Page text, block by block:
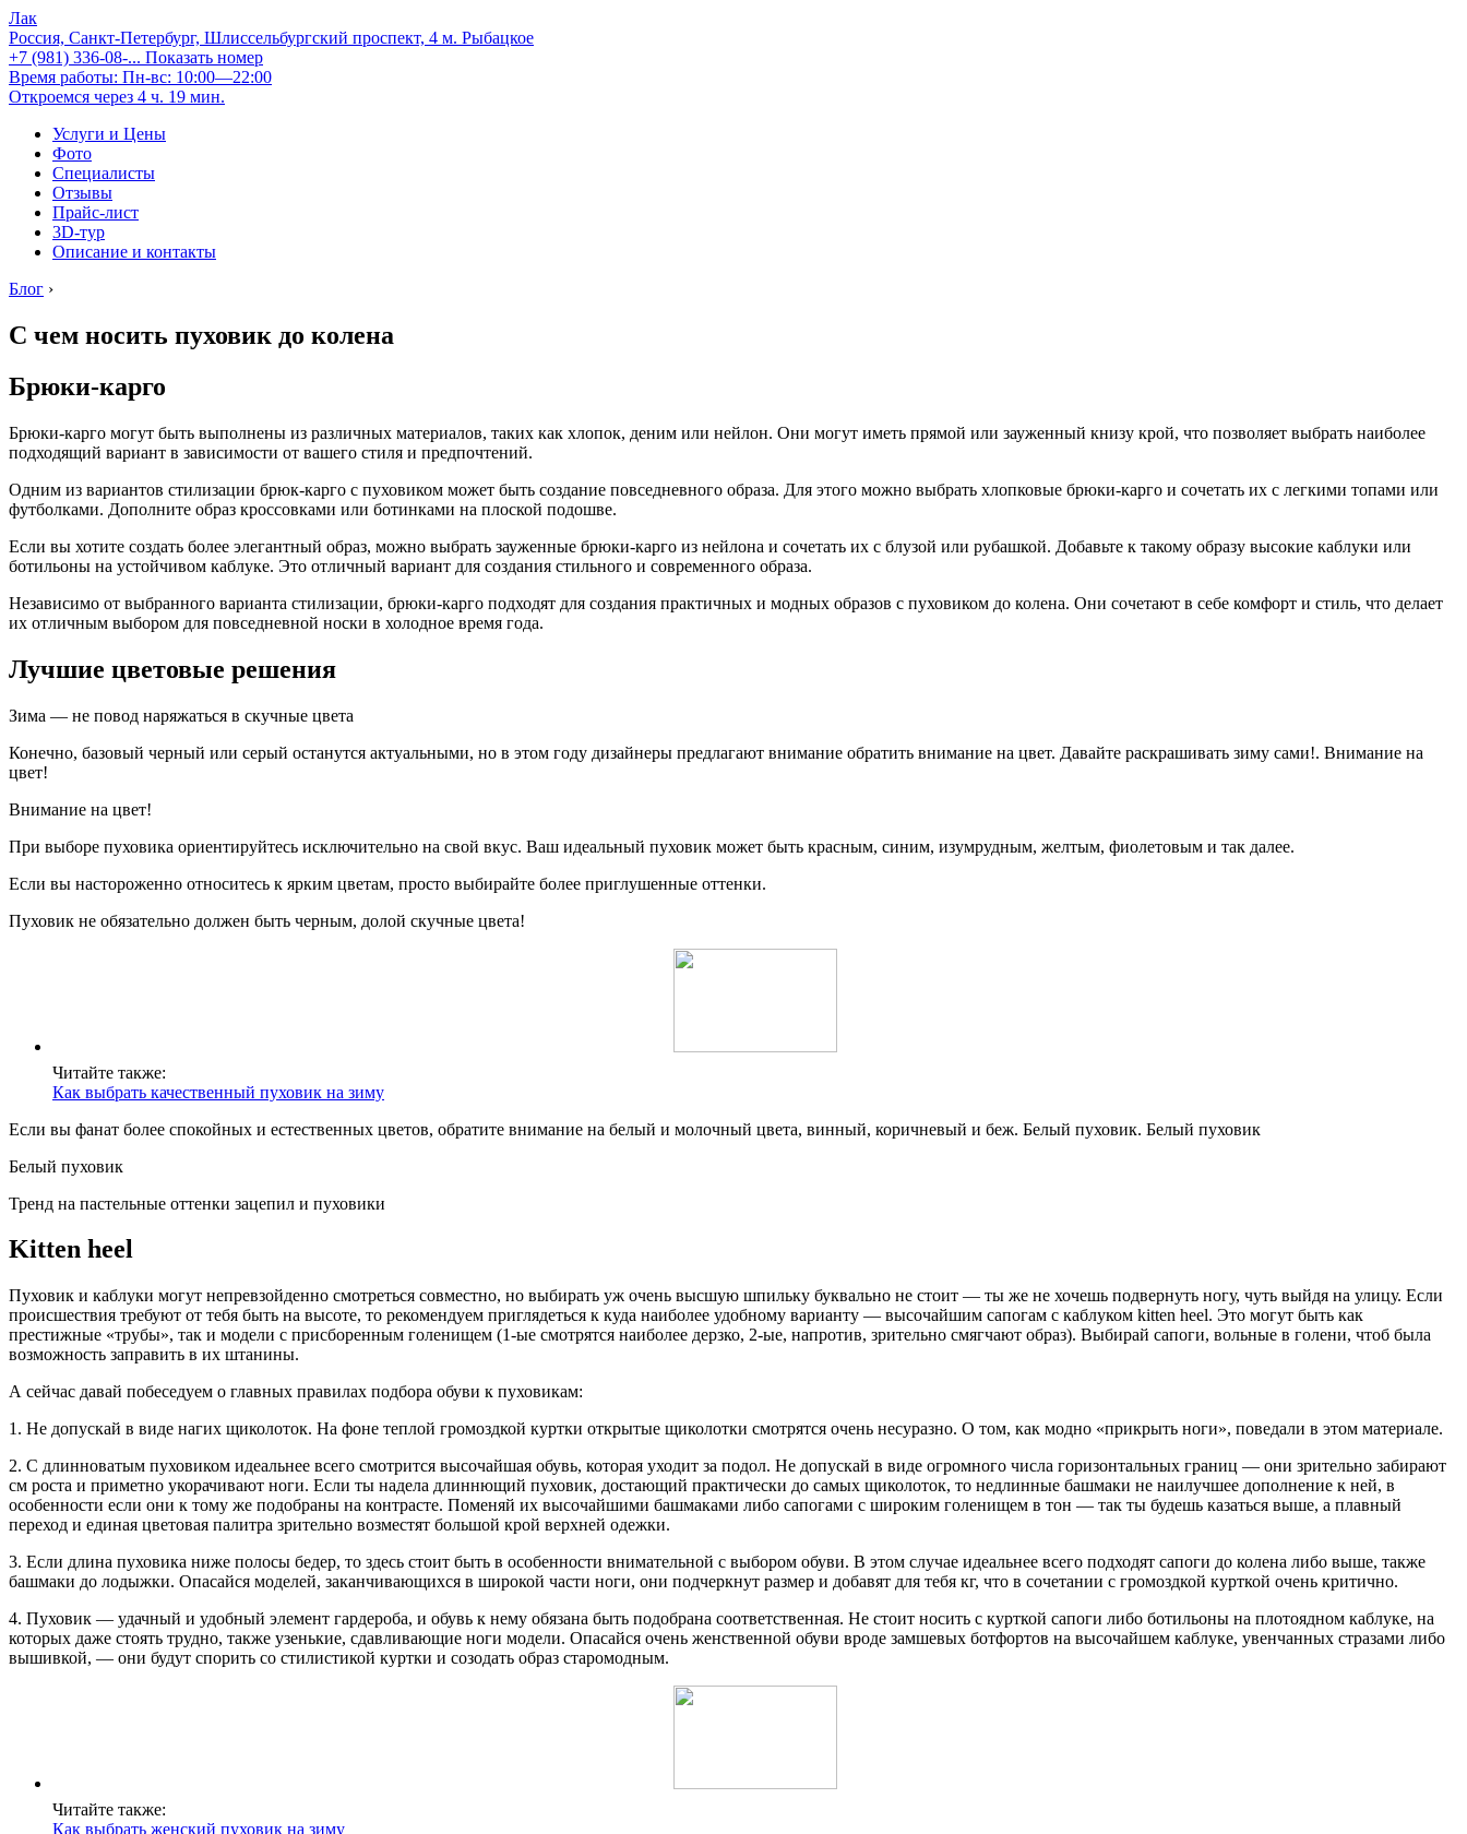
Лак
Россия, Санкт-Петербург, Шлиссельбургский проспект, 4 м. Рыбацкое
+7 (981) 336-08-... Показать номер
Время работы: Пн-вс: 10:00—22:00
Откроемся через 4 ч. 19 мин.
Услуги и Цены
Фото
Специалисты
Отзывы
Прайс-лист
3D-тур
Описание и контакты
Блог ›
С чем носить пуховик до колена
Брюки-карго
Брюки-карго могут быть выполнены из различных материалов, таких как хлопок, деним или нейлон. Они могут иметь прямой или зауженный книзу крой, что позволяет выбрать наиболее
подходящий вариант в зависимости от вашего стиля и предпочтений.
Одним из вариантов стилизации брюк-карго с пуховиком может быть создание повседневного образа. Для этого можно выбрать хлопковые брюки-карго и сочетать их с легкими топами или
футболками. Дополните образ кроссовками или ботинками на плоской подошве.
Если вы хотите создать более элегантный образ, можно выбрать зауженные брюки-карго из нейлона и сочетать их с блузой или рубашкой. Добавьте к такому образу высокие каблуки или
ботильоны на устойчивом каблуке. Это отличный вариант для создания стильного и современного образа.
Независимо от выбранного варианта стилизации, брюки-карго подходят для создания практичных и модных образов с пуховиком до колена. Они сочетают в себе комфорт и стиль, что делает
их отличным выбором для повседневной носки в холодное время года.
Лучшие цветовые решения
Зима — не повод наряжаться в скучные цвета
Конечно, базовый черный или серый останутся актуальными, но в этом году дизайнеры предлагают внимание обратить внимание на цвет. Давайте раскрашивать зиму сами!. Внимание на
цвет!
Внимание на цвет!
При выборе пуховика ориентируйтесь исключительно на свой вкус. Ваш идеальный пуховик может быть красным, синим, изумрудным, желтым, фиолетовым и так далее.
Если вы настороженно относитесь к ярким цветам, просто выбирайте более приглушенные оттенки.
Пуховик не обязательно должен быть черным, долой скучные цвета!
Читайте также:
Как выбрать качественный пуховик на зиму
Если вы фанат более спокойных и естественных цветов, обратите внимание на белый и молочный цвета, винный, коричневый и беж. Белый пуховик. Белый пуховик
Белый пуховик
Тренд на пастельные оттенки зацепил и пуховики
Kitten heel
Пуховик и каблуки могут непревзойденно смотреться совместно, но выбирать уж очень высшую шпильку буквально не стоит — ты же не хочешь подвернуть ногу, чуть выйдя на улицу. Если
происшествия требуют от тебя быть на высоте, то рекомендуем приглядеться к куда наиболее удобному варианту — высочайшим сапогам с каблуком kitten heel. Это могут быть как
престижные «трубы», так и модели с присборенным голенищем (1-ые смотрятся наиболее дерзко, 2-ые, напротив, зрительно смягчают образ). Выбирай сапоги, вольные в голени, чтоб была
возможность заправить в их штанины.
А сейчас давай побеседуем о главных правилах подбора обуви к пуховикам:
1. Не допускай в виде нагих щиколоток. На фоне теплой громоздкой куртки открытые щиколотки смотрятся очень несуразно. О том, как модно «прикрыть ноги», поведали в этом материале.
2. С длинноватым пуховиком идеальнее всего смотрится высочайшая обувь, которая уходит за подол. Не допускай в виде огромного числа горизонтальных границ — они зрительно забирают
см роста и приметно укорачивают ноги. Если ты надела длиннющий пуховик, достающий практически до самых щиколоток, то недлинные башмаки не наилучшее дополнение к ней, в
особенности если они к тому же подобраны на контрасте. Поменяй их высочайшими башмаками либо сапогами с широким голенищем в тон — так ты будешь казаться выше, а плавный
переход и единая цветовая палитра зрительно возместят большой крой верхней одежки.
3. Если длина пуховика ниже полосы бедер, то здесь стоит быть в особенности внимательной с выбором обуви. В этом случае идеальнее всего подходят сапоги до колена либо выше, также
башмаки до лодыжки. Опасайся моделей, заканчивающихся в широкой части ноги, они подчеркнут размер и добавят для тебя кг, что в сочетании с громоздкой курткой очень критично.
4. Пуховик — удачный и удобный элемент гардероба, и обувь к нему обязана быть подобрана соответственная. Не стоит носить с курткой сапоги либо ботильоны на плотоядном каблуке, на
которых даже стоять трудно, также узенькие, сдавливающие ноги модели. Опасайся очень женственной обуви вроде замшевых ботфортов на высочайшем каблуке, увенчанных стразами либо
вышивкой, — они будут спорить со стилистикой куртки и созодать образ старомодным.
Читайте также:
Как выбрать женский пуховик на зиму